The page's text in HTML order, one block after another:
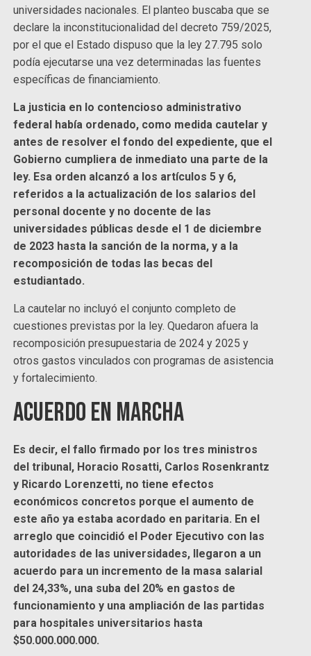
universidades nacionales. El planteo buscaba que se
declare la inconstitucionalidad del decreto 759/2025,
por el que el Estado dispuso que la ley 27.795 solo
podía ejecutarse una vez determinadas las fuentes
específicas de financiamiento.
La justicia en lo contencioso administrativo
federal había ordenado, como medida cautelar y
antes de resolver el fondo del expediente, que el
Gobierno cumpliera de inmediato una parte de la
ley. Esa orden alcanzó a los artículos 5 y 6,
referidos a la actualización de los salarios del
personal docente y no docente de las
universidades públicas desde el 1 de diciembre
de 2023 hasta la sanción de la norma, y a la
recomposición de todas las becas del
estudiantado.
La cautelar no incluyó el conjunto completo de
cuestiones previstas por la ley. Quedaron afuera la
recomposición presupuestaria de 2024 y 2025 y
otros gastos vinculados con programas de asistencia
y fortalecimiento.
Acuerdo en marcha
Es decir, el fallo firmado por los tres ministros
del tribunal, Horacio Rosatti, Carlos Rosenkrantz
y Ricardo Lorenzetti, no tiene efectos
económicos concretos porque el aumento de
este año ya estaba acordado en paritaria. En el
arreglo que coincidió el Poder Ejecutivo con las
autoridades de las universidades, llegaron a un
acuerdo para un incremento de la masa salarial
del 24,33%, una suba del 20% en gastos de
funcionamiento y una ampliación de las partidas
para hospitales universitarios hasta
$50.000.000.000.